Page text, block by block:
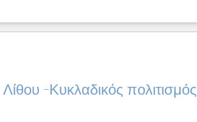
-Κυκλαδικός πολιτισμός